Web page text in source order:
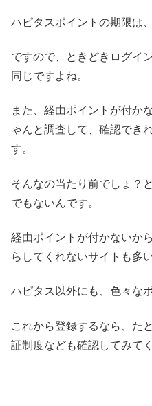
ハピタスポイントの期限は
ですので、ときどきログイ
同じですよね。
また、経由ポイントが付か
ゃんと調査して、確認でき
す。
そんなの当たり前でしょ？
でもないんです。
経由ポイントが付かないか
らしてくれないサイトも多
ハピタス以外にも、色々な
これから登録するなら、た
証制度なども確認してみて